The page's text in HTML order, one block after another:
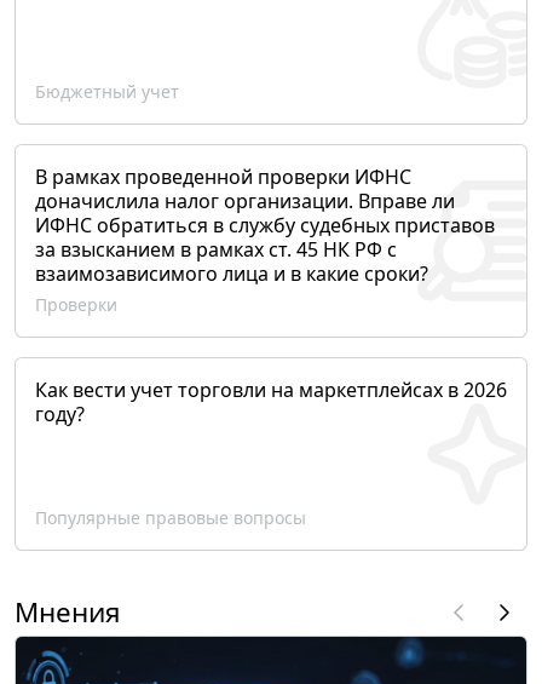
Бюджетный учет
В рамках проведенной проверки ИФНС
доначислила налог организации. Вправе ли
ИФНС обратиться в службу судебных приставов
за взысканием в рамках ст. 45 НК РФ с
взаимозависимого лица и в какие сроки?
Проверки
Как вести учет торговли на маркетплейсах в 2026
году?
Популярные правовые вопросы
Мнения